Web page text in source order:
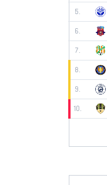
5.
6.
7.
8.
9.
10.